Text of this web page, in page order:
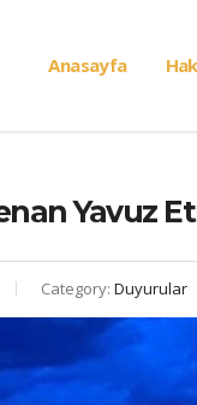
Anasayfa
Yavuz
Category: Duyurular